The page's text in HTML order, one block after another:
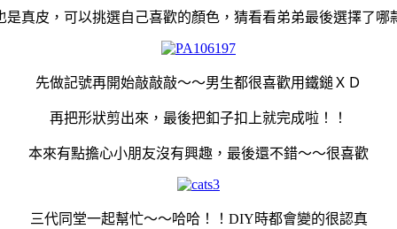
是真皮，可以挑選自己喜歡的顏色，猜看看弟弟最後選擇了哪
先做記號再開始敲敲敲～～男生都很喜歡用鐵鎚ＸＤ
再把形狀剪出來，最後把釦子扣上就完成啦！！
本來有點擔心小朋友沒有興趣，最後還不錯～～很喜歡
三代同堂一起幫忙～～哈哈！！DIY時都會變的很認真